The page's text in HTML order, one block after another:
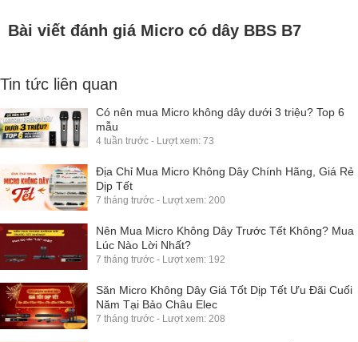
Bài viết đánh giá Micro có dây BBS B7
Tin tức liên quan
Có nên mua Micro không dây dưới 3 triệu? Top 6
mẫu
4 tuần trước - Lượt xem: 73
Địa Chỉ Mua Micro Không Dây Chính Hãng, Giá Rẻ
Dịp Tết
7 tháng trước - Lượt xem: 200
Nên Mua Micro Không Dây Trước Tết Không? Mua
Lúc Nào Lời Nhất?
7 tháng trước - Lượt xem: 192
Săn Micro Không Dây Giá Tốt Dịp Tết Ưu Đãi Cuối
Năm Tại Bảo Châu Elec
7 tháng trước - Lượt xem: 208